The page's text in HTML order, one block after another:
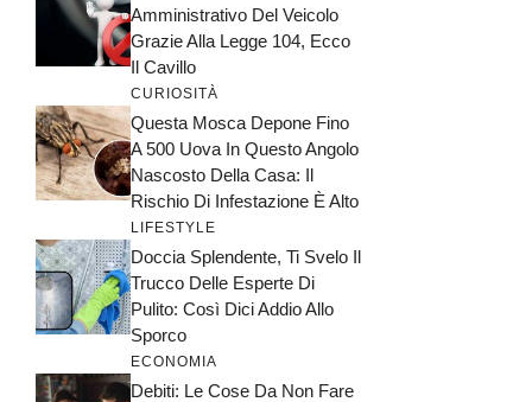
Amministrativo Del Veicolo
Grazie Alla Legge 104, Ecco
Il Cavillo
CURIOSITÀ
Questa Mosca Depone Fino
A 500 Uova In Questo Angolo
Nascosto Della Casa: Il
Rischio Di Infestazione È Alto
LIFESTYLE
Doccia Splendente, Ti Svelo Il
Trucco Delle Esperte Di
Pulito: Così Dici Addio Allo
Sporco
ECONOMIA
Debiti: Le Cose Da Non Fare